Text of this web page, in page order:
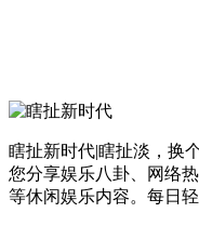
瞎扯新时代|瞎扯淡，换
您分享娱乐八卦、网络
等休闲娱乐内容。每日轻